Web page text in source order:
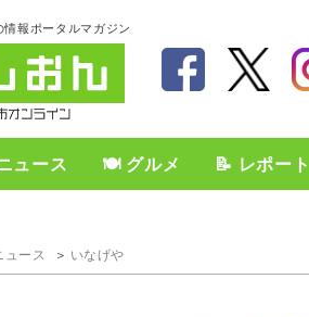
報ポータルマガジン
ュース 🍽️ グルメ 📝 レポート
ュース いなげや